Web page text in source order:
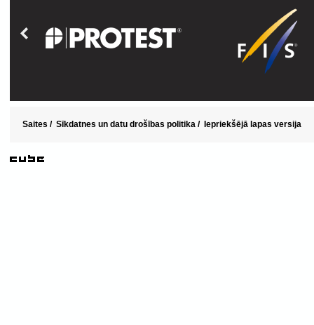
Saites / Sīkdatnes un datu drošības politika / Iepriekšējā lapas versija